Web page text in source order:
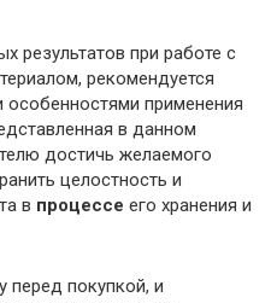
результатов при работе с
рекомендуется
применения
в данном
достичь желаемого
целостность и
в процессе его хранения и
перед покупкой, и